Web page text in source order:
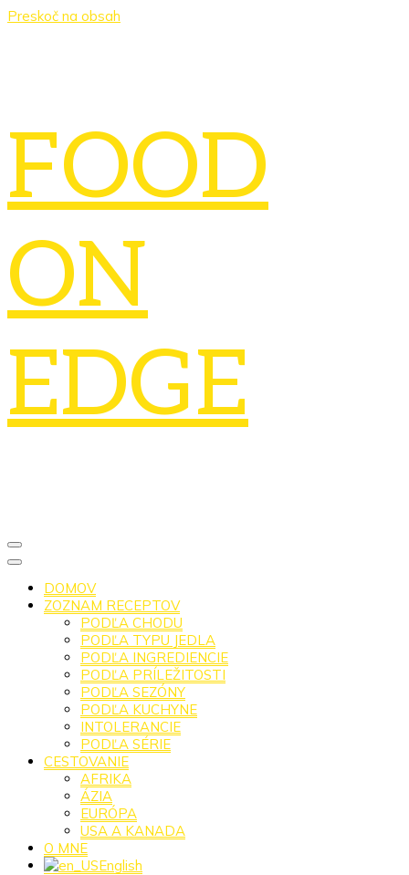
Preskoč na obsah
FOOD
ON
EDGE
DOMOV
ZOZNAM RECEPTOV
PODĽA CHODU
PODĽA TYPU JEDLA
PODĽA INGREDIENCIE
PODĽA PRÍLEŽITOSTI
PODĽA SEZÓNY
PODĽA KUCHYNE
INTOLERANCIE
PODĽA SÉRIE
CESTOVANIE
AFRIKA
ÁZIA
EURÓPA
USA A KANADA
O MNE
English